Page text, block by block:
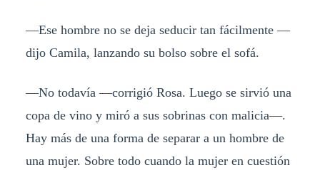
—Ese hombre no se deja seducir tan fácilmente —
dijo Camila, lanzando su bolso sobre el sofá.
—No todavía —corrigió Rosa. Luego se sirvió una
copa de vino y miró a sus sobrinas con malicia—.
Hay más de una forma de separar a un hombre de
una mujer. Sobre todo cuando la mujer en cuestión